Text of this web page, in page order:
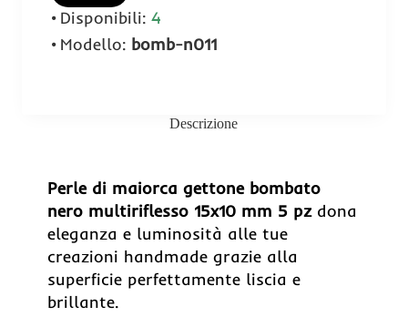
Disponibili: 4
Modello: bomb-n011
Descrizione
Perle di maiorca gettone bombato
nero multiriflesso 15x10 mm 5 pzdona
eleganza e luminosità alle tue
creazioni handmade grazie alla
superficie perfettamente liscia e
brillante.